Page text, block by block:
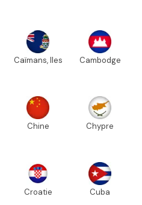
Caïmans, Iles Cambodge
Chine Chypre
Croatie Cuba